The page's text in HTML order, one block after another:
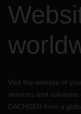
Visit the website of
services and
DACHSER from a